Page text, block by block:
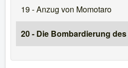
19 - Anzug von Momotaro
20 - Die Bombardierung